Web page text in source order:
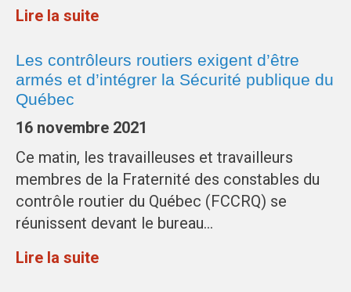
Lire la suite
Les contrôleurs routiers exigent d’être
armés et d’intégrer la Sécurité publique du
Québec
16 novembre 2021
Ce matin, les travailleuses et travailleurs
membres de la Fraternité des constables du
contrôle routier du Québec (FCCRQ) se
réunissent devant le bureau…
Lire la suite